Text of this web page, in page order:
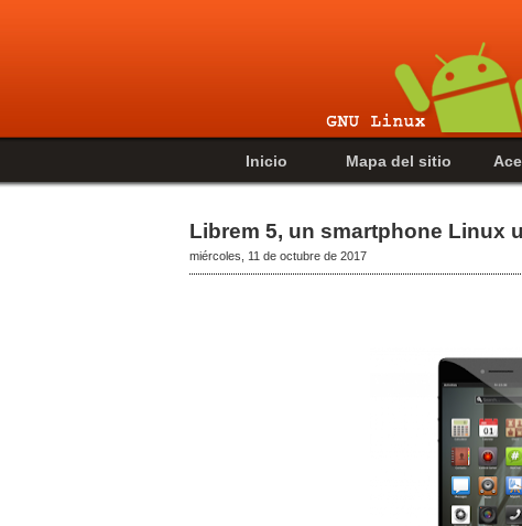
Inicio Mapa del sitio
Librem 5, un smartphone Linux
miércoles, 11 de octubre de 2017